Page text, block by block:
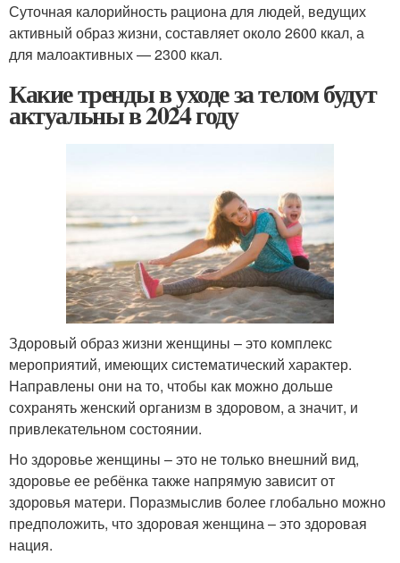
Суточная калорийность рациона для людей, ведущих
активный образ жизни, составляет около 2600 ккал, а
для малоактивных — 2300 ккал.
Какие тренды в уходе за телом будут
актуальны в 2024 году
Здоровый образ жизни женщины – это комплекс
мероприятий, имеющих систематический характер.
Направлены они на то, чтобы как можно дольше
сохранять женский организм в здоровом, а значит, и
привлекательном состоянии.
Но здоровье женщины – это не только внешний вид,
здоровье ее ребёнка также напрямую зависит от
здоровья матери. Поразмыслив более глобально можно
предположить, что здоровая женщина – это здоровая
нация.